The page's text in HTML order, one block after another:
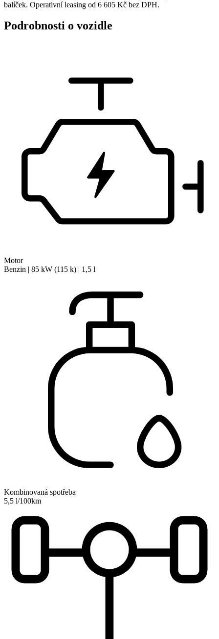
balíček. Operativní leasing od 6 605 Kč bez DPH.
Podrobnosti o vozidle
Motor
Benzin | 85 kW (115 k) | 1,5 l
Kombinovaná spotřeba
5,5 l/100km